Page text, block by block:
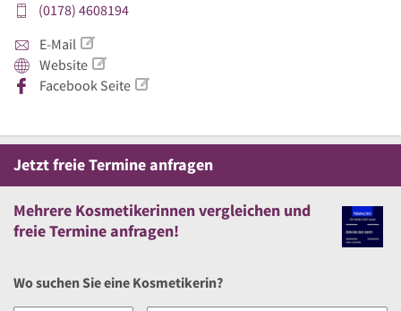
(0178) 4608194
E-Mail
Website
Facebook Seite
JetztfreieTermine anfragen
Mehrere Kosmetikerinnen vergleichen und
freieTermine anfragen!
Wo suchen Sie eine Kosmetikerin?